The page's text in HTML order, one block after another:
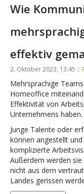
Wie
effektiv
2. Oktober 2023, 13:45 ::
Mehrsprachige
Homeoffice
Effektivität von
Unternehmens haben.
Junge Talente oder
können angestellt
komplizierte
Außerdem werden
nicht aus dem
Landes gerissen